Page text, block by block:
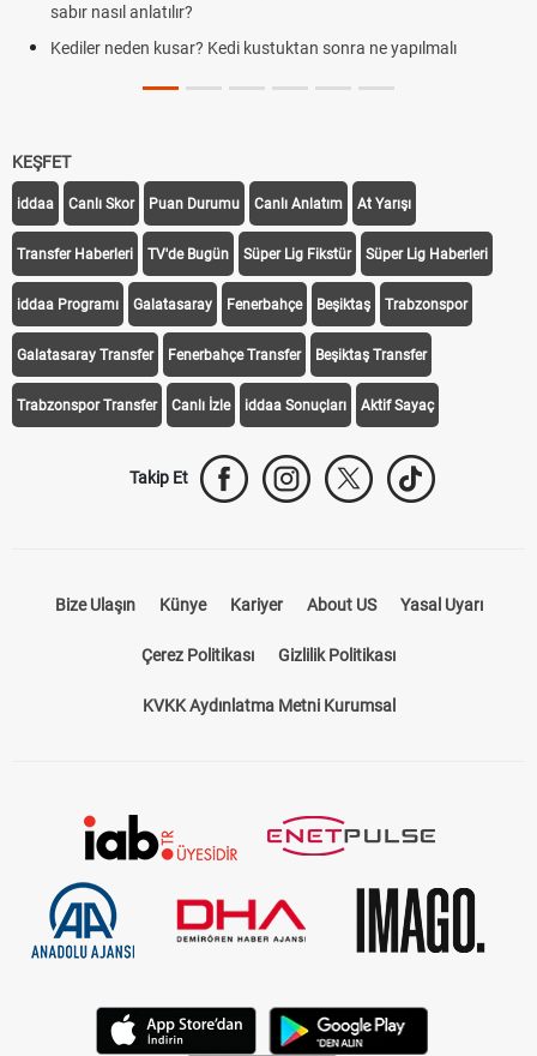
sabır nasıl anlatılır?
Kediler neden kusar? Kedi kustuktan sonra ne yapılmalı
KEŞFET
iddaa Canlı Skor Puan Durumu Canlı Anlatım At Yarışı
Transfer Haberleri TV'de Bugün Süper Lig Fikstür Süper Lig Haberleri
iddaa Programı Galatasaray Fenerbahçe Beşiktaş Trabzonspor
Galatasaray Transfer Fenerbahçe Transfer Beşiktaş Transfer
Trabzonspor Transfer Canlı İzle iddaa Sonuçları Aktif Sayaç
Takip Et
Bize Ulaşın Künye Kariyer About US Yasal Uyarı
Çerez Politikası Gizlilik Politikası
KVKK Aydınlatma Metni Kurumsal